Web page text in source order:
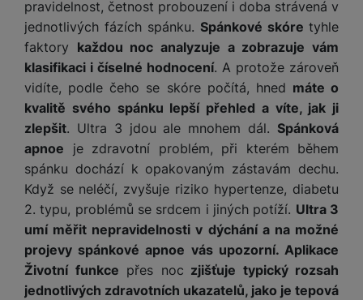
pravidelnost, četnost probouzení i doba strávená v
jednotlivých fázích spánku. Spánkové skóre tyhle
faktory každou noc analyzuje a zobrazuje vám
klasifikaci i číselné hodnocení. A protože zároveň
vidíte, podle čeho se skóre počítá, hned máte o
kvalitě svého spánku lepší přehled a víte, jak ji
zlepšit. Ultra 3 jdou ale mnohem dál. Spánková
apnoe je zdravotní problém, při kterém během
spánku dochází k opakovaným zástavám dechu.
Když se neléčí, zvyšuje riziko hypertenze, diabetu
2. typu, problémů se srdcem i jiných potíží. Ultra 3
umí měřit nepravidelnosti v dýchání a na možné
projevy spánkové apnoe vás upozorní. Aplikace
Životní funkce přes noc zjišťuje typický rozsah
jednotlivých zdravotních ukazatelů, jako je tepová